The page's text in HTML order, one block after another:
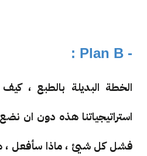
- Plan B :
الخطة البديلة بالطبع ،
استراتيجياتنا هذه دون ان
فشل كل شيئ ، ماذا سأفعل ،